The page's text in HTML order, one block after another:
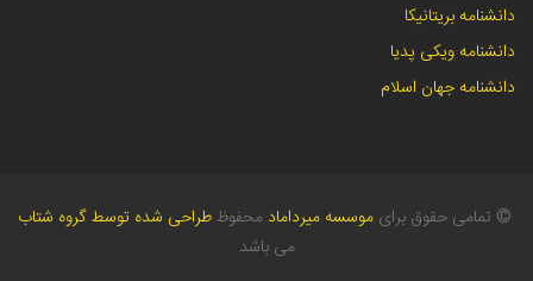
دانشنامه بریتانیکا
دانشنامه ویکی پدیا
دانشنامه جهان اسلام
طراحی شده توسط گروه شتاب © تمامی حقوق برای موسسه میرداماد محفوظ
می باشد